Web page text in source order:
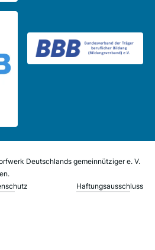
Deutschlands gemeinnütziger e. V.
Haftungsausschluss